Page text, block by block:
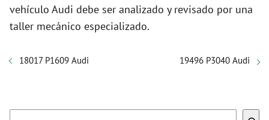
vehículo Audi debe ser analizado y revisado por una
taller mecánico especializado.
18017 P1609 Audi 19496 P3040 Audi